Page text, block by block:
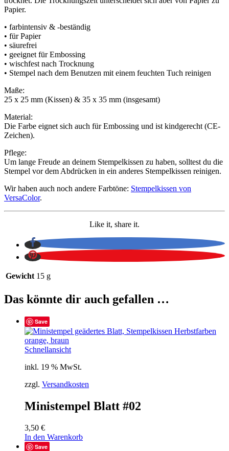
Papier.
• farbintensiv & -beständig
• für Papier
• säurefrei
• geeignet für Embossing
• wischfest nach Trocknung
• Stempel nach dem Benutzen mit einem feuchten Tuch reinigen
Maße:
25 x 25 mm (Kissen) & 35 x 35 mm (insgesamt)
Material:
Die Farbe eignet sich auch für Embossing und ist kindgerecht (CE-
Zeichen).
Pflege:
Um lange Freude an deinem Stempelkissen zu haben, solltest du die
Stempel vor dem Abdrücken in ein anderes Stempelkissen reinigen.
Wir haben auch noch andere Farbtöne: Stempelkissen von
VersaColor.
Like it, share it.
Gewicht 15 g
Das könnte dir auch gefallen …
Save
Schnellansicht
inkl. 19 % MwSt.
zzgl. Versandkosten
Ministempel Blatt #02
3,50 €
In den Warenkorb
Save